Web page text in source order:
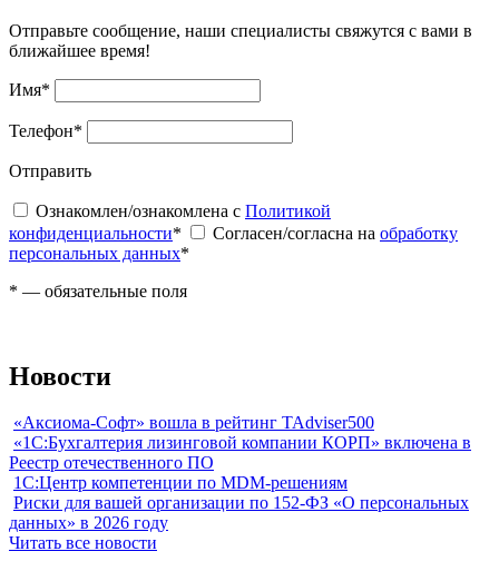
Отправьте сообщение, наши специалисты свяжутся с вами в
ближайшее время!
Имя*
Телефон*
Отправить
Ознакомлен/ознакомлена с Политикой
конфиденциальности* Согласен/согласна на обработку
персональных данных*
* — обязательные поля
Новости
«Аксиома-Софт» вошла в рейтинг TAdviser500
«1С:Бухгалтерия лизинговой компании КОРП» включена в
Реестр отечественного ПО
1С:Центр компетенции по MDM-решениям
Риски для вашей организации по 152-ФЗ «О персональных
данных» в 2026 году
Читать все новости